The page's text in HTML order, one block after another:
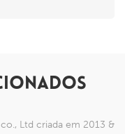
Ltd criada em 2013 &